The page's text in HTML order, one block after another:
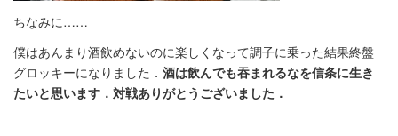
ちなみに……
僕はあんまり酒飲めないのに楽しくなって調子に乗った結果終盤
グロッキーになりました． 酒は飲んでも吞まれるなを信条に生き
たいと思います．対戦ありがとうございました．